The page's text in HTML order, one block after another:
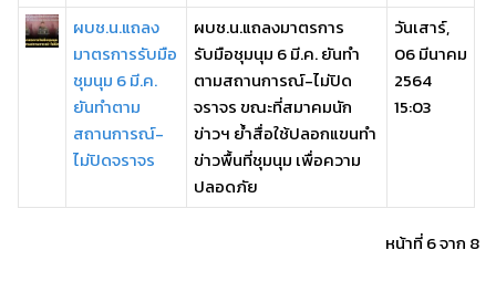
ผบช.น.แถลง
มาตรการรับมือ
ชุมนุม 6 มี.ค.
ยันทำตาม
สถานการณ์-
ไม่ปิดจราจร
ผบช.น.แถลงมาตรการ
รับมือชุมนุม 6 มี.ค. ยันทำ
ตามสถานการณ์-ไม่ปิด
จราจร ขณะที่สมาคมนัก
ข่าวฯ ย้ำสื่อใช้ปลอกแขนทำ
ข่าวพื้นที่ชุมนุม เพื่อความ
ปลอดภัย
วันเสาร์,
06 มีนาคม
2564
15:03
หน้าที่ 6 จาก 8